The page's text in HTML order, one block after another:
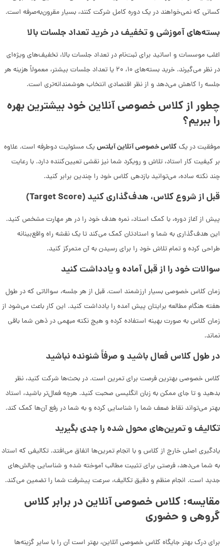
کسانی که نمی‌خواهند در یک دوره کامل شرکت کنند، بسیار مقرون‌به‌صرفه است.
بسته‌های آموزشی و تخفیف در خرید تعداد جلسات بالا
اغلب موسسات و اساتید برای ثبت‌نام در تعداد جلسات بالا، تخفیف‌های ویژه‌ای
در نظر می‌گیرند. خرید بسته‌های ۱۰، ۲۰ یا تعداد جلسات بیشتر، معمولاً هزینه هر
جلسه را کاهش می‌دهد و از نظر اقتصادی انتخاب هوشمندانه‌تری است.
چطور از کلاس خصوصی آنلاین خود بیشترین بهره
را ببریم؟
موفقیت در یککلاس خصوصی آنلاین آیلتسیک مسئولیت دوطرفه است. علاوه
بر کیفیت کار استاد، تلاش و رویکرد شما نیز نقشی تعیین‌کننده دارد. با رعایت
چند نکته ساده، می‌توانید بازدهی کلاس خود را چندین برابر کنید.
قبل از شروع کلاس، هدف‌گذاری کنید (Target Score)
پیش از آغاز دوره، با کمک استاد، نمره هدف خود را در هر مهارت مشخص کنید.
این هدف‌گذاری به شما و استادتان کمک می‌کند تا یک نقشه راه واقع‌بینانه
طراحی کرده و تمام تلاش خود را برای رسیدن به آن متمرکز کنید.
سوالات خود را از قبل آماده و یادداشت کنید
زمان کلاس خصوصی بسیار ارزشمند است. قبل از هر جلسه، سوالاتی که در طول
هفته هنگام مطالعه برایتان پیش آمده را یادداشت کنید. این کار باعث می‌شود از
زمان کلاس به صورت بهینه استفاده کرده و هیچ نکته مبهمی در ذهن شما باقی
نماند.
در طول کلاس فعال باشید و صرفاً شنونده نباشید
کلاس خصوصی بهترین فرصت برای تمرین است. در بحث‌ها شرکت کنید، نظر
بدهید و تا جای ممکن به زبان انگلیسی صحبت کنید. هرچه فعال‌تر باشید، استاد
بهتر می‌تواند نقاط ضعف شما را شناسایی کرده و به شما در رفع آن‌ها کمک کند.
تکالیف و تمرین‌های محول شده را جدی بگیرید
یادگیری اصلی خارج از کلاس و با انجام تمرین‌ها اتفاق می‌افتد. تکالیفی که استاد
به شما می‌دهد، فرصتی برای تثبیت مطالب آموخته شده و شناسایی چالش‌های
جدید است. انجام منظم و دقیق تکالیف، سرعت پیشرفت شما را تضمین می‌کند.
مقایسه: کلاس خصوصی آنلاین در برابر کلاس
گروهی و حضوری
برای درک بهتر جایگاه کلاس خصوصی آنلاین، بهتر است آن را با سایر گزینه‌ها